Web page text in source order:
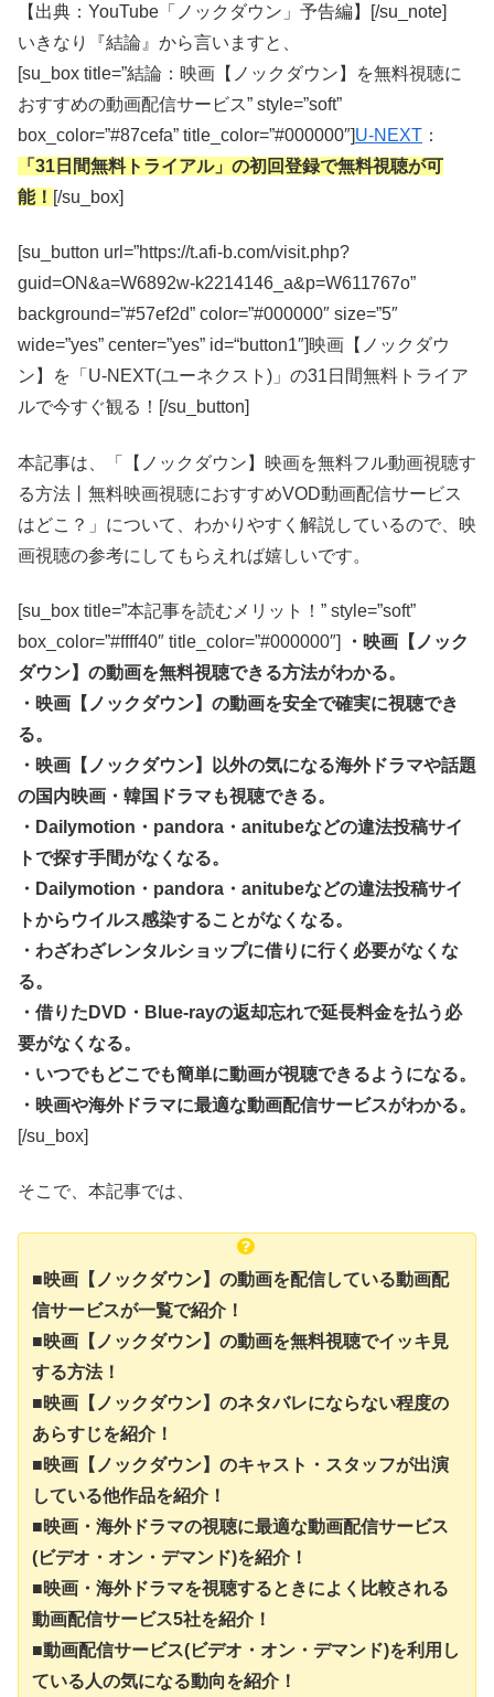
【出典：YouTube「ノックダウン」予告編】[/su_note]
いきなり『結論』から言いますと、
[su_box title=”結論：映画【ノックダウン】を無料視聴に
おすすめの動画配信サービス” style=”soft”
box_color=”#87cefa” title_color=”#000000″]U-NEXT ：
「31日間無料トライアル」の初回登録で無料視聴が可
能！ [/su_box]
[su_button url=”https://t.afi-b.com/visit.php?
guid=ON&a=W6892w-k2214146_a&p=W611767o”
background=”#57ef2d” color=”#000000″ size=”5″
wide=”yes” center=”yes” id=“button1″]映画【ノックダウ
ン】を「U-NEXT(ユーネクスト)」の31日間無料トライア
ルで今すぐ観る！[/su_button]
本記事は、「【ノックダウン】映画を無料フル動画視聴す
る方法丨無料映画視聴におすすめVOD動画配信サービス
はどこ？」について、わかりやすく解説しているので、映
画視聴の参考にしてもらえれば嬉しいです。
[su_box title=”本記事を読むメリット！” style=”soft”
box_color=”#ffff40″ title_color=”#000000″]
・映画【ノック
ダウン】の動画を無料視聴できる方法がわかる。
・映画【ノックダウン】の動画を安全で確実に視聴でき
る。
・映画【ノックダウン】以外の気になる海外ドラマや話題
の国内映画・韓国ドラマも視聴できる。
・Dailymotion・pandora・anitubeなどの違法投稿サイ
トで探す手間がなくなる。
・Dailymotion・pandora・anitubeなどの違法投稿サイ
トからウイルス感染することがなくなる。
・わざわざレンタルショップに借りに行く必要がなくな
る。
・借りたDVD・Blue-rayの返却忘れで延長料金を払う必
要がなくなる。
・いつでもどこでも簡単に動画が視聴できるようになる。
・映画や海外ドラマに最適な動画配信サービスがわかる。
[/su_box]
そこで、本記事では、
■映画【ノックダウン】の動画を配信している動画配
信サービスが一覧で紹介！
■映画【ノックダウン】の動画を無料視聴でイッキ見
する方法！
■映画【ノックダウン】のネタバレにならない程度の
あらすじを紹介！
■映画【ノックダウン】のキャスト・スタッフが出演
している他作品を紹介！
■映画・海外ドラマの視聴に最適な動画配信サービス
(ビデオ・オン・デマンド)を紹介！
■映画・海外ドラマを視聴するときによく比較される
動画配信サービス5社を紹介！
■動画配信サービス(ビデオ・オン・デマンド)を利用し
ている人の気になる動向を紹介！